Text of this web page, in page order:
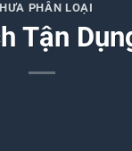
PHÂN LOẠI
Tận